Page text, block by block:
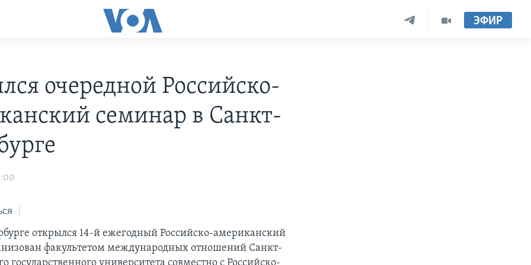
ЭФИР
очередной Российско-
семинар в Санкт-
открылся 14-й ежегодный Российско-американский
факультетом международных отношений Санкт-